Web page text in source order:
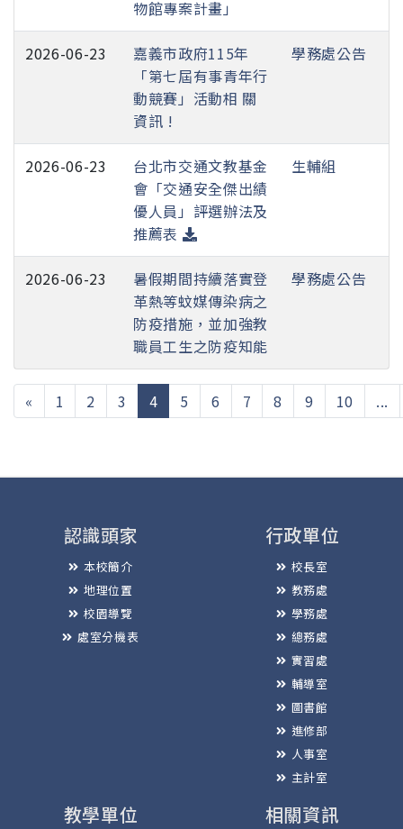
物館專案計畫」
2026-06-23
嘉義市政府115年
「第七屆有事青年行
動競賽」活動相 關
資訊 !
學務處公告
2026-06-23
台北市交通文教基金
會「交通安全傑出績
優人員」評選辦法及
推薦表
生輔組
2026-06-23
暑假期間持續落實登
革熱等蚊媒傳染病之
防疫措施，並加強教
職員工生之防疫知能
學務處公告
« 1 2 3 4(current)
5 6 7 8 9 10 ...
認識頭家
本校簡介
地理位置
校園導覽
處室分機表
行政單位
校長室
教務處
學務處
總務處
實習處
輔導室
圖書館
進修部
人事室
主計室
教學單位 相關資訊